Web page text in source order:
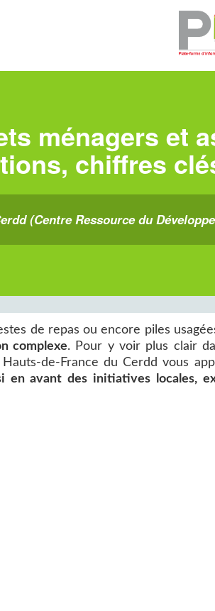
ménagers et
chiffres
(Centre Ressource du
de repas ou encore piles
complexe. Pour y voir plus clair
de-France du Cerdd vous
en avant des initiatives locales,